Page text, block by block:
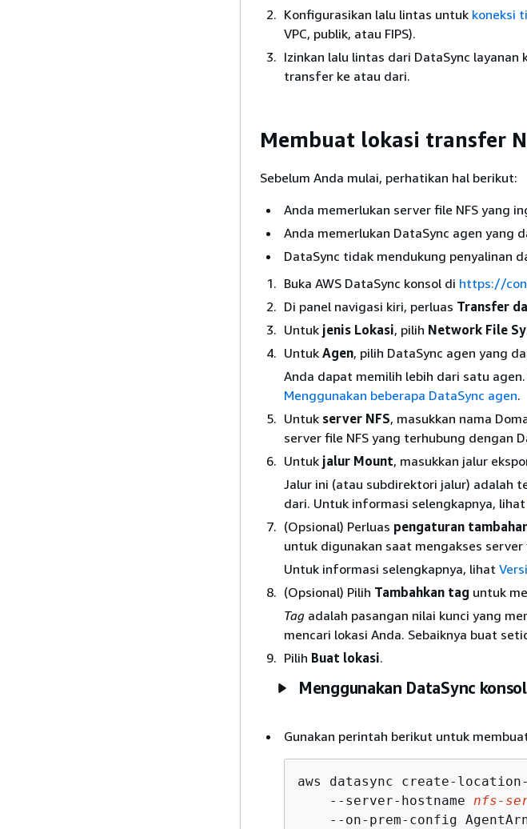
Konfigurasikan lalu lintas untuk koneksi
VPC, publik, atau FIPS).
Izinkan lalu lintas dari DataSync layanan
transfer ke atau dari.
Membuat lokasi transfer
Sebelum Anda mulai, perhatikan hal berikut:
Anda memerlukan server file NFS yang
Anda memerlukan DataSync agen yang
DataSync tidak mendukung penyalinan
Buka AWS DataSync konsol di https://
Di panel navigasi kiri, perluas Transfer
Untuk jenis Lokasi, pilih Network File
Untuk Agen, pilih DataSync agen yang
Anda dapat memilih lebih dari satu
Menggunakan beberapa DataSync agen.
Untuk server NFS, masukkan nama
server file NFS yang terhubung dengan
Untuk jalur Mount, masukkan jalur
Jalur ini (atau subdirektori jalur) adalah
dari. Untuk informasi selengkapnya, lihat
(Opsional) Perluas pengaturan
untuk digunakan saat mengakses server
Untuk informasi selengkapnya, lihat
(Opsional) Pilih Tambahkan tag untuk
Tag adalah pasangan nilai kunci yang
mencari lokasi Anda. Sebaiknya buat
Pilih Buat lokasi.
Menggunakan DataSync konsol
Gunakan perintah berikut untuk
aws datasync create-
    --server-hostname
nfs-
--on-prem-config